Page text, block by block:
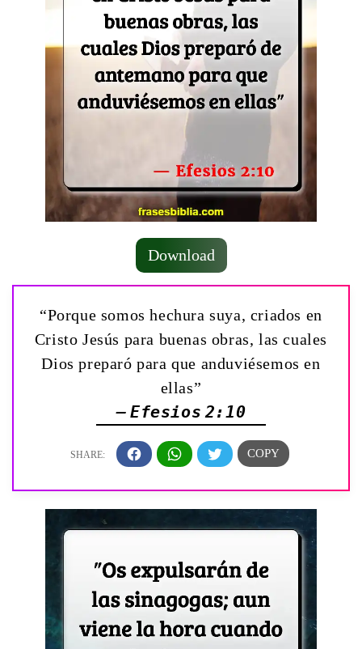
Download
“Porque somos hechura suya, criados en
Cristo Jesús para buenas obras, las cuales
Dios preparó para que anduviésemos en
ellas”
— Efesios 2:10